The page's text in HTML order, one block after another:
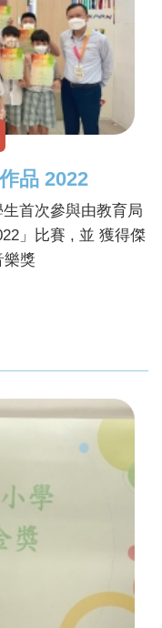
品 2022
首次參與由教育局
」比賽 , 並 獲得傑
樂獎